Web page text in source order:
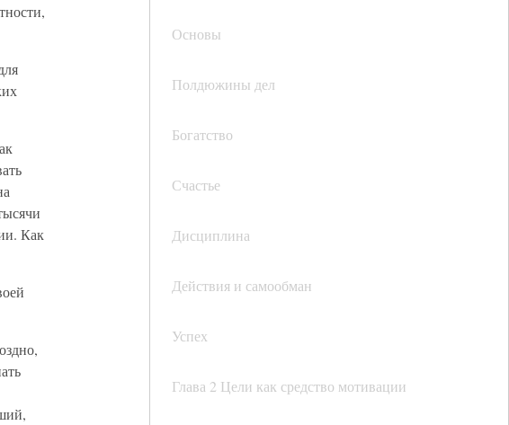
Основы
Полдюжины дел
Богатство
Счастье
Дисциплина
Действия и самообман
Успех
Глава 2 Цели как средство мотивации
Как